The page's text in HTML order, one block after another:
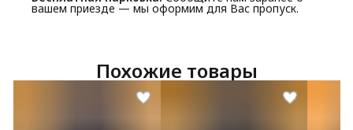
вашем приезде — мы оформим для Вас пропуск.
Похожие товары